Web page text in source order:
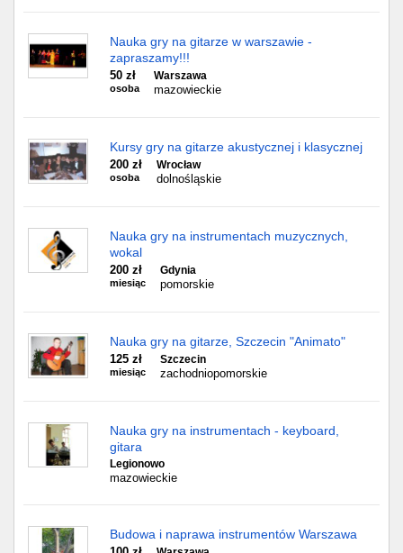
Nauka gry na gitarze w warszawie -
zapraszamy!!!
50 zł
osoba
Warszawa
mazowieckie
Kursy gry na gitarze akustycznej i klasycznej
200 zł
osoba
Wrocław
dolnośląskie
Nauka gry na instrumentach muzycznych,
wokal
200 zł
miesiąc
Gdynia
pomorskie
Nauka gry na gitarze, Szczecin "Animato"
125 zł
miesiąc
Szczecin
zachodniopomorskie
Nauka gry na instrumentach - keyboard,
gitara
Legionowo
mazowieckie
Budowa i naprawa instrumentów Warszawa